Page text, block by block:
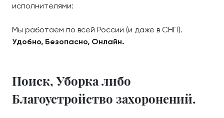
исполнителями:
Мы работаем по всей России (и даже в СНГ!).
Удобно, Безопасно, Онлайн.
Поиск, Уборка либо
Благоустройство захоронений.